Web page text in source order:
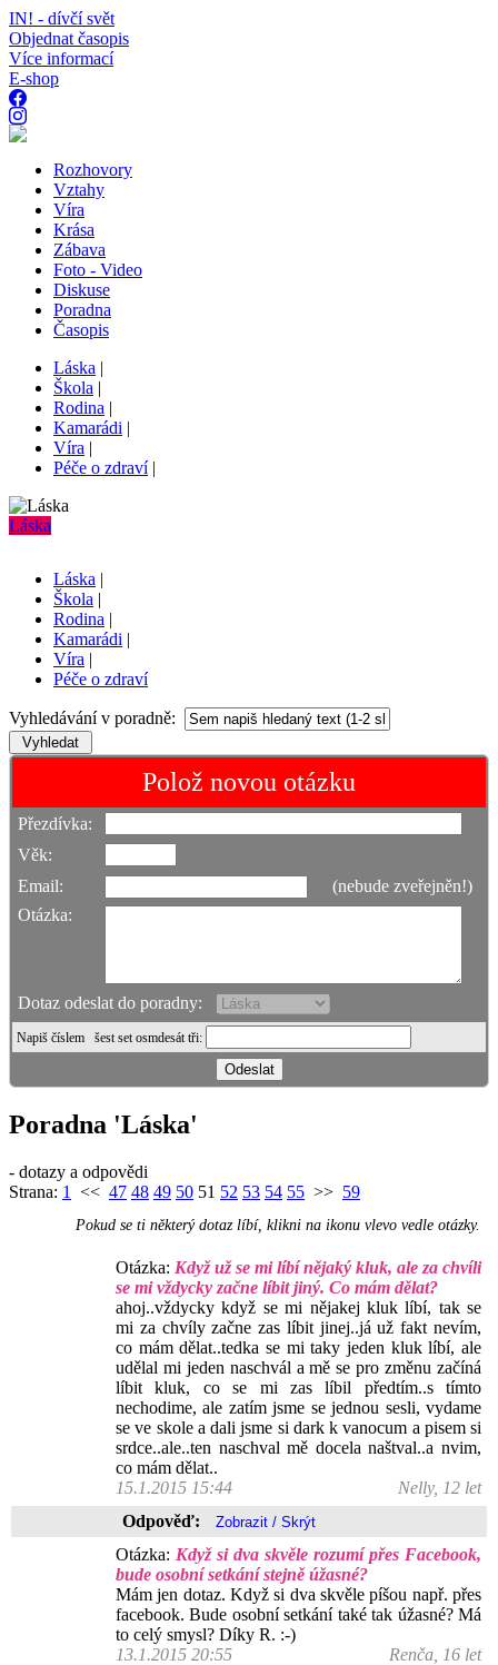
IN! - dívčí svět
Objednat časopis
Více informací
E-shop
Rozhovory
Vztahy
Víra
Krása
Zábava
Foto - Video
Diskuse
Poradna
Časopis
Láska |
Škola |
Rodina |
Kamarádi |
Víra |
Péče o zdraví|
Láska
Láska |
Škola |
Rodina |
Kamarádi |
Víra |
Péče o zdraví
Vyhledávání v poradně:
Polož novou otázku
Přezdívka:
Věk:
Email:
(nebude zveřejněn!)
Otázka:
Dotaz odeslat do poradny:
Napiš číslem šest set osmdesát tři:
Poradna 'Láska'
- dotazy a odpovědi
Strana: 1 << 47 48 49 50 51 52 53 54 55 >> 59
Pokud se ti některý dotaz líbí, klikni na ikonu vlevo vedle otázky.
Otázka: Když už se mi líbí nějaký kluk, ale za chvíli
se mi vždycky začne líbit jiný. Co mám dělat?
ahoj..vždycky když se mi nějakej kluk líbí, tak se
mi za chvíly začne zas líbit jinej..já už fakt nevím,
co mám dělat..tedka se mi taky jeden kluk líbí, ale
udělal mi jeden naschvál a mě se pro změnu začíná
líbit kluk, co se mi zas líbil předtím..s tímto
nechodime, ale zatím jsme se jednou sesli, vydame
se ve skole a dali jsme si dark k vanocum a pisem si
srdce..ale..ten naschval mě docela naštval..a nvim,
co mám dělat..
15.1.2015 15:44
Nelly, 12 let
Odpověď:
Otázka: Když si dva skvěle rozumí přes Facebook,
bude osobní setkání stejně úžasné?
Mám jen dotaz. Když si dva skvěle píšou např. přes
facebook. Bude osobní setkání také tak úžasné? Má
to celý smysl? Díky R. :-)
13.1.2015 20:55
Renča, 16 let